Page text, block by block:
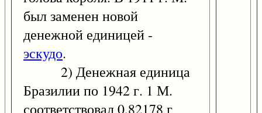
был заменен новой
денежной единицей -
эскудо.
2) Денежная единица
Бразилии по 1942 г. 1 М.
соответствовал 0,82178 г